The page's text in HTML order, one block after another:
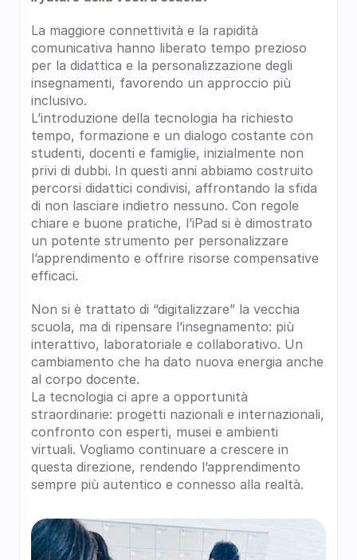
La maggiore connettività e la rapidità
comunicativa hanno liberato tempo prezioso
per la didattica e la personalizzazione degli
insegnamenti, favorendo un approccio più
inclusivo.
L’introduzione della tecnologia ha richiesto
tempo, formazione e un dialogo costante con
studenti, docenti e famiglie, inizialmente non
privi di dubbi. In questi anni abbiamo costruito
percorsi didattici condivisi, affrontando la sfida
di non lasciare indietro nessuno. Con regole
chiare e buone pratiche, l’iPad si è dimostrato
un potente strumento per personalizzare
l’apprendimento e offrire risorse compensative
efficaci.
Non si è trattato di “digitalizzare” la vecchia
scuola, ma di ripensare l’insegnamento: più
interattivo, laboratoriale e collaborativo. Un
cambiamento che ha dato nuova energia anche
al corpo docente.
La tecnologia ci apre a opportunità
straordinarie: progetti nazionali e internazionali,
confronto con esperti, musei e ambienti
virtuali. Vogliamo continuare a crescere in
questa direzione, rendendo l’apprendimento
sempre più autentico e connesso alla realtà.